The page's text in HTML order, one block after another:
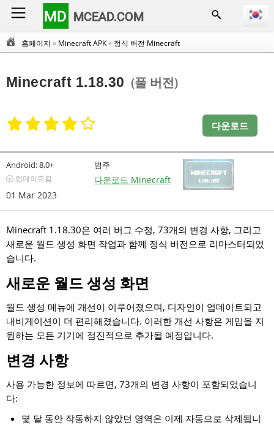
MD MCEAD.COM
홈페이지 » Minecraft APK» 정식 버전 Minecraft
Minecraft 1.18.30 (풀 버전)
다운로드
Android:8,0+
🕣 업데이트됨
01 Mar 2023
범주
다운로드 Minecraft
Minecraft 1.18.30은 여러 버그 수정, 73개의 변경 사항, 그리고
새로운 월드 생성 화면 작업과 함께 정식 버전으로 리마스터되었
습니다.
새로운 월드 생성 화면
월드 생성 메뉴에 개선이 이루어졌으며, 디자인이 업데이트되고
내비게이션이 더 편리해졌습니다. 이러한 개선 사항은 게임을 지
원하는 모든 기기에 점진적으로 추가될 예정입니다.
변경 사항
사용 가능한 정보에 따르면, 73개의 변경 사항이 포함되었습니
다:
몇 달 동안 작동하지 않았던 영역은 이제 자동으로 삭제됩니